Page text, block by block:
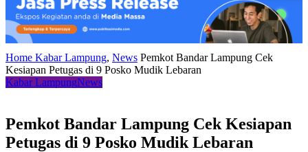
Home Kabar Lampung, News Pemkot Bandar Lampung Cek
Kesiapan Petugas di 9 Posko Mudik Lebaran
Kabar LampungNews
Pemkot Bandar Lampung Cek Kesiapan
Petugas di 9 Posko Mudik Lebaran